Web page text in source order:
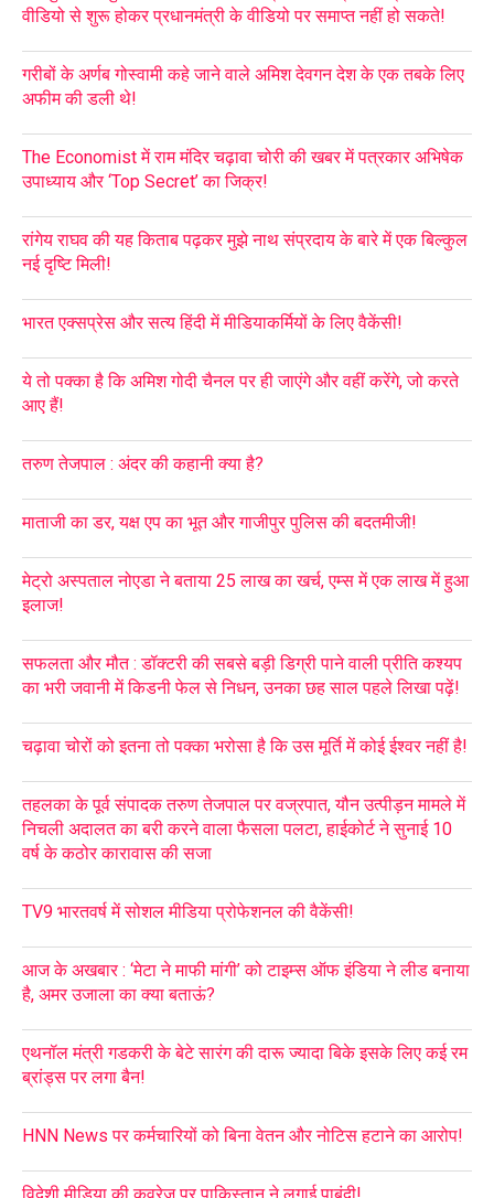
वीडियो से शुरू होकर प्रधानमंत्री के वीडियो पर समाप्त नहीं हो सकते!
गरीबों के अर्णब गोस्वामी कहे जाने वाले अमिश देवगन देश के एक तबके लिए
अफीम की डली थे!
The Economist में राम मंदिर चढ़ावा चोरी की खबर में पत्रकार अभिषेक
उपाध्याय और ‘Top Secret’ का जिक्र!
रांगेय राघव की यह किताब पढ़कर मुझे नाथ संप्रदाय के बारे में एक बिल्कुल
नई दृष्टि मिली!
भारत एक्सप्रेस और सत्य हिंदी में मीडियाकर्मियों के लिए वैकेंसी!
ये तो पक्का है कि अमिश गोदी चैनल पर ही जाएंगे और वहीं करेंगे, जो करते
आए हैं!
तरुण तेजपाल : अंदर की कहानी क्या है?
माताजी का डर, यक्ष एप का भूत और गाजीपुर पुलिस की बदतमीजी!
मेट्रो अस्पताल नोएडा ने बताया 25 लाख का खर्च, एम्स में एक लाख में हुआ
इलाज!
सफलता और मौत : डॉक्टरी की सबसे बड़ी डिग्री पाने वाली प्रीति कश्यप
का भरी जवानी में किडनी फेल से निधन, उनका छह साल पहले लिखा पढ़ें!
चढ़ावा चोरों को इतना तो पक्का भरोसा है कि उस मूर्ति में कोई ईश्वर नहीं है!
तहलका के पूर्व संपादक तरुण तेजपाल पर वज्रपात, यौन उत्पीड़न मामले में
निचली अदालत का बरी करने वाला फैसला पलटा, हाईकोर्ट ने सुनाई 10
वर्ष के कठोर कारावास की सजा
TV9 भारतवर्ष में सोशल मीडिया प्रोफेशनल की वैकेंसी!
आज के अखबार : ‘मेटा ने माफी मांगी’ को टाइम्स ऑफ इंडिया ने लीड बनाया
है, अमर उजाला का क्या बताऊं?
एथनॉल मंत्री गडकरी के बेटे सारंग की दारू ज्यादा बिके इसके लिए कई रम
ब्रांड्स पर लगा बैन!
HNN News पर कर्मचारियों को बिना वेतन और नोटिस हटाने का आरोप!